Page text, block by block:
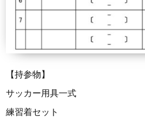
【持参物】
サッカー用具一式
練習着セット